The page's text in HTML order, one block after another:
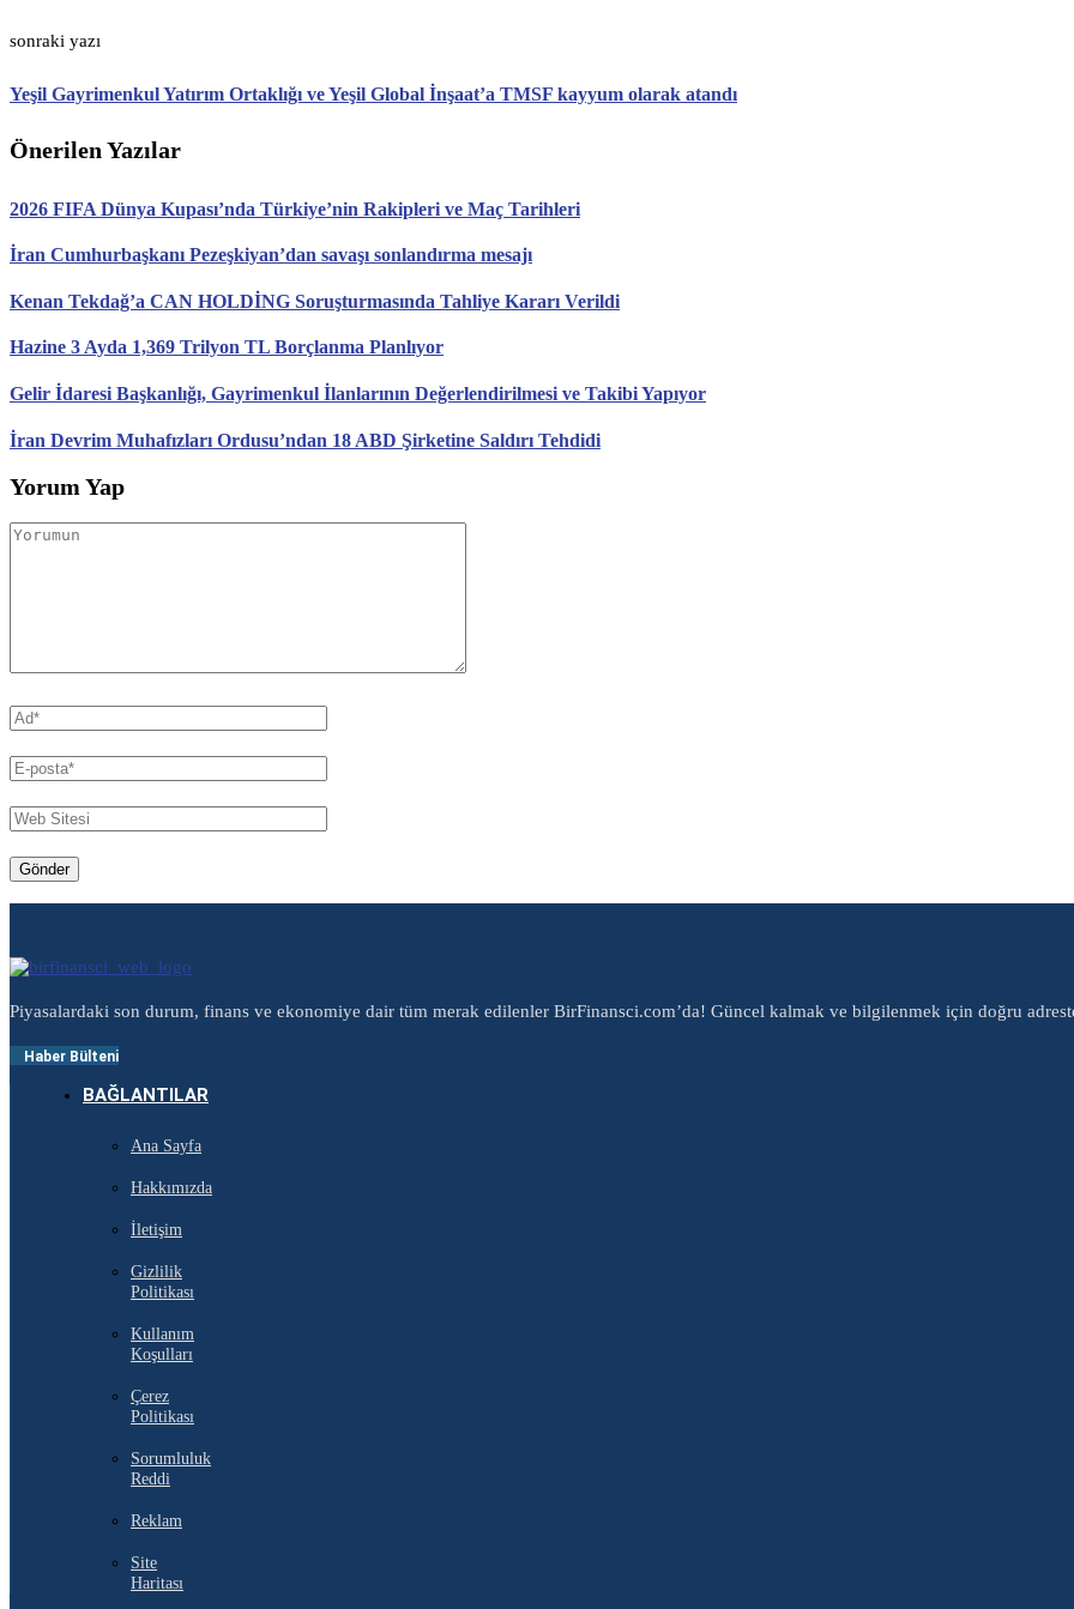
sonraki yazı
Yeşil Gayrimenkul Yatırım Ortaklığı ve Yeşil Global İnşaat’a TMSF kayyum olarak atandı
Önerilen Yazılar
2026 FIFA Dünya Kupası’nda Türkiye’nin Rakipleri ve Maç Tarihleri
İran Cumhurbaşkanı Pezeşkiyan’dan savaşı sonlandırma mesajı
Kenan Tekdağ’a CAN HOLDİNG Soruşturmasında Tahliye Kararı Verildi
Hazine 3 Ayda 1,369 Trilyon TL Borçlanma Planlıyor
Gelir İdaresi Başkanlığı, Gayrimenkul İlanlarının Değerlendirilmesi ve Takibi Yapıyor
İran Devrim Muhafızları Ordusu’ndan 18 ABD Şirketine Saldırı Tehdidi
Yorum Yap
Piyasalardaki son durum, finans ve ekonomiye dair tüm merak edilenler BirFinansci.com’da! Güncel kalmak ve bilgilenmek için doğru
Haber Bülteni
BAĞLANTILAR
Ana Sayfa
Hakkımızda
İletişim
Gizlilik
Politikası
Kullanım
Koşulları
Çerez
Politikası
Sorumluluk
Reddi
Reklam
Site
Haritası